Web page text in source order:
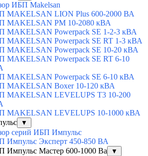
ИБП Makelsan
MAKELSAN LION Plus 600-2000 ВА
MAKELSAN PM 10-2080 кВА
MAKELSAN Powerpack SE 1-2-3 кВА
MAKELSAN Powerpack SE RT 1-3 кВА
MAKELSAN Powerpack SE 10-20 кВА
MAKELSAN Powerpack SE RT 6-10
MAKELSAN Powerpack SE 6-10 кВА
MAKELSAN Boxer 10-120 кВА
MAKELSAN LEVELUPS T3 10-200
MAKELSAN LEVELUPS 10-1000 кВА
▼
серий ИБП Импульс
Импульс Эксперт 450-850 ВА
Импульс Мастер 600-1000 Ва
▼